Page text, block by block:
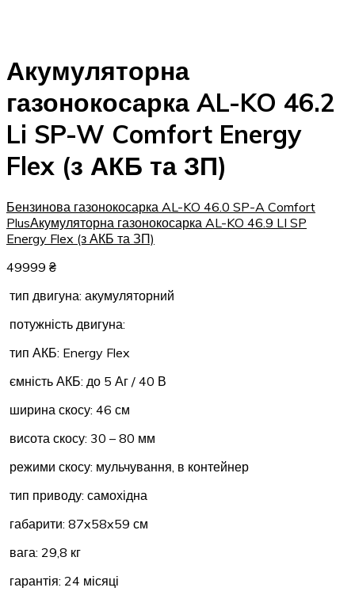
Акумуляторна
газонокосарка AL-KO 46.2
Li SP-W Comfort Energy
Flex (з АКБ та ЗП)
Бензинова газонокосарка AL-KO 46.0 SP-A Comfort
PlusАкумуляторна газонокосарка AL-KO 46.9 LI SP
Energy Flex (з АКБ та ЗП)
49999 ₴
тип двигуна: акумуляторний
потужність двигуна:
тип АКБ: Energy Flex
ємність АКБ: до 5 Аг / 40 В
ширина скосу: 46 см
висота скосу: 30 – 80 мм
режими скосу: мульчування, в контейнер
тип приводу: самохідна
габарити: 87x58x59 см
вага: 29,8 кг
гарантія: 24 місяці